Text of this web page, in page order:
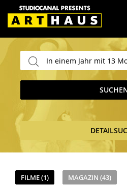
FILME (1) MAGAZIN (43)